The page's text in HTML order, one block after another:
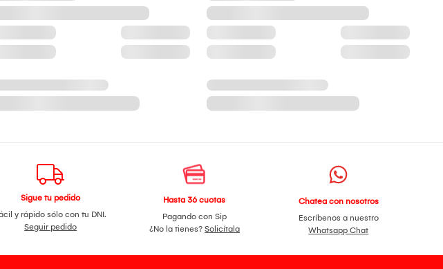
Sigue tu pedido
y rápido sólo con tu DNI.
Seguir pedido
Hasta 36 cuotas
Pagando con Sip
¿No la tienes? Solicítala
Chatea con nosotros
Escríbenos a nuestro
Whatsapp Chat